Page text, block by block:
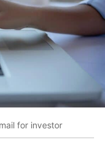
for investor